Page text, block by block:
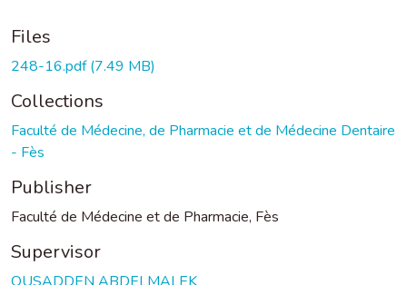
Files
248-16.pdf(7.49 MB)
Collections
Faculté de Médecine, de Pharmacie et de Médecine Dentaire
- Fès
Publisher
Faculté de Médecine et de Pharmacie, Fès
Supervisor